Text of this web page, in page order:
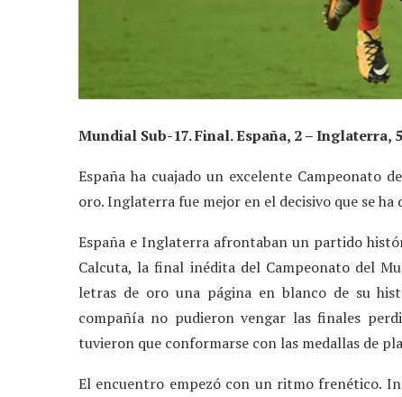
Mundial Sub-17. Final. España, 2 – Inglaterra,
España ha cuajado un excelente Campeonato
oro. Inglaterra fue mejor en el decisivo que se
España e Inglaterra afrontaban un partido
Calcuta, la final inédita del Campeonato del
letras de oro una página en blanco de su
compañía no pudieron vengar las finales
tuvieron que conformarse con las medallas de
El encuentro empezó con un ritmo frenético.